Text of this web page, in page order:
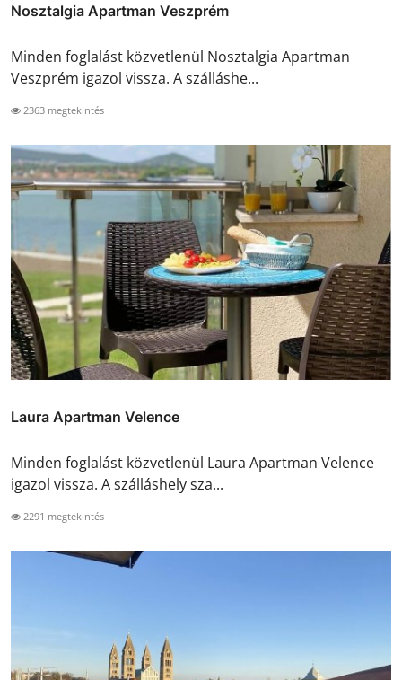
Nosztalgia Apartman Veszprém
Minden foglalást közvetlenül Nosztalgia Apartman
Veszprém igazol vissza. A szálláshe...
2363 megtekintés
Laura Apartman Velence
Minden foglalást közvetlenül Laura Apartman Velence
igazol vissza. A szálláshely sza...
2291 megtekintés